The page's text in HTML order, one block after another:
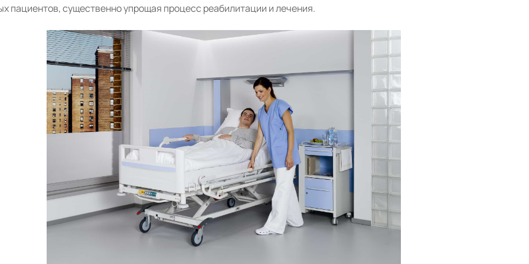
пациентов, существенно упрощая процесс реабилитации и лечения.